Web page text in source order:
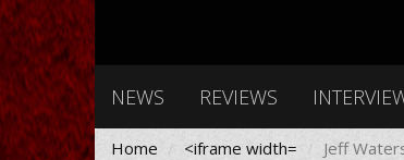
NEWS REVIEWS
Home <iframe width= Jeff